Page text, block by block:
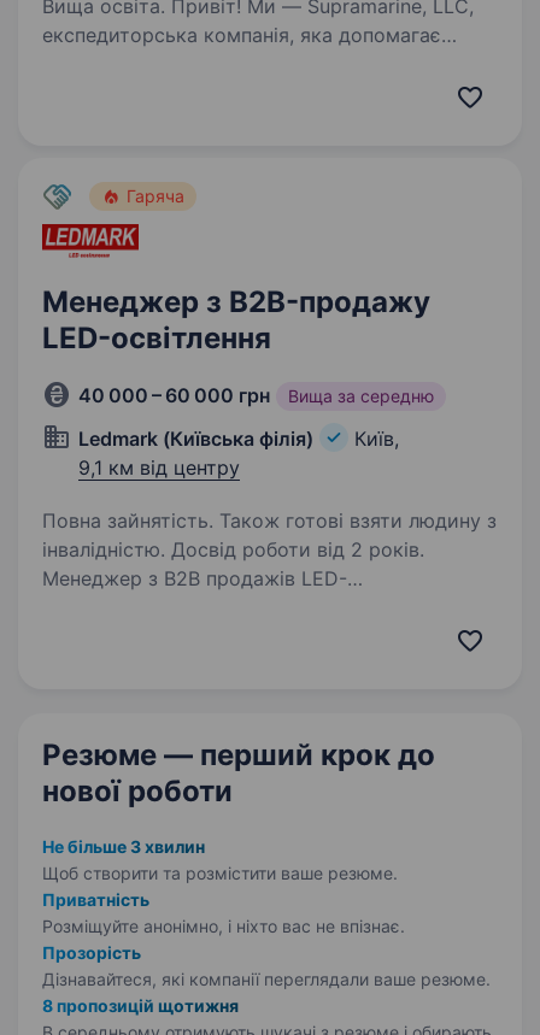
Вища освіта. Привіт! Ми — Supramarine, LLC,
експедиторська компанія, яка допомагає
Гаряча
Менеджер з B2B-продажу
LED-освітлення
40 000 – 60 000 грн Вища за середню
Ledmark (Київська філія)
Київ,
9,1 км від центру
Повна зайнятість. Також готові взяти людину з
інвалідністю. Досвід роботи від 2 років.
Менеджер з B2B продажів LED-
до 60000+ грн без верхньої межіLEDMARK —
Резюме — перший крок до
нової роботи
Не більше 3 хвилин
Щоб створити та розмістити ваше резюме.
Приватність
Розміщуйте анонімно, і ніхто вас не впізнає.
Прозорість
Дізнавайтеся, які компанії переглядали ваше резюме.
8 пропозицій щотижня